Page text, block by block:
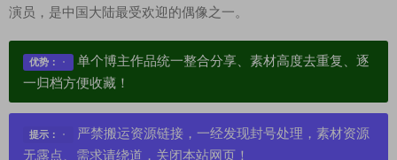
演员，是中国大陆最受欢迎的偶像之一。
优势：
单个博主作品统一整合分享、素材高度去重复、逐
一归档方便收藏！
提示：
严禁搬运资源链接，一经发现封号处理，素材资源
无露点、需求请绕道，关闭本站网页！